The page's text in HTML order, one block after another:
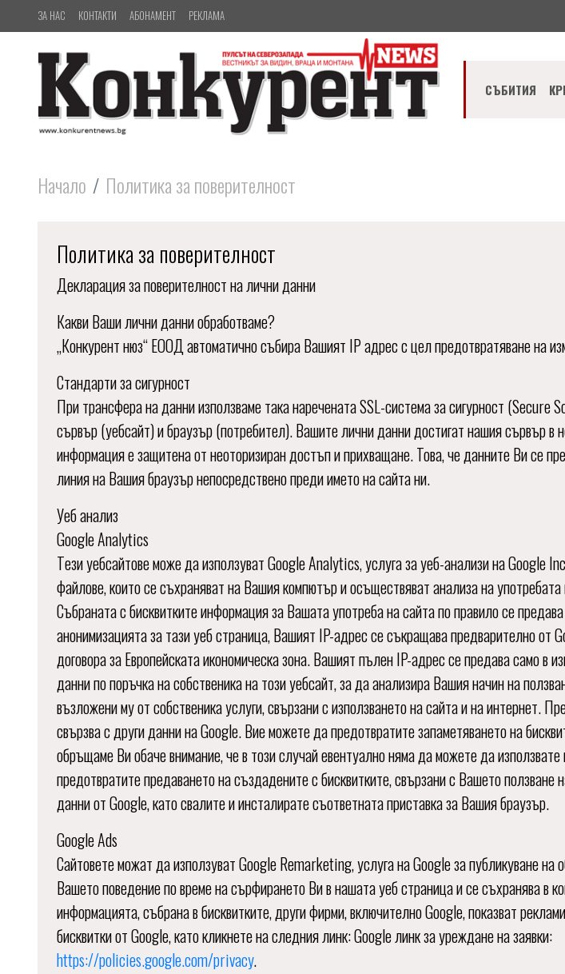
ЗА НАС КОНТАКТИ АБОНАМЕНТ РЕКЛАМА
СЪБИТИЯ
Начало Политика за поверителност
Политика за поверителност
Декларация за поверителност на лични данни
Какви Ваши лични данни обработваме?
„Конкурент нюз“ ЕООД автоматично събира Вашият IP адрес с цел предотвратяване на
Стандарти за сигурност
При трансфера на данни използваме така наречената SSL-система за сигурност
сървър (уебсайт) и браузър (потребител). Вашите лични данни достигат нашия сървър
информация е защитена от неоторизиран достъп и прихващане. Това, че данните Ви се
линия на Вашия браузър непосредствено преди името на сайта ни.
Уеб анализ
Google Analytics
Тeзи уебсайтове може да използуват Google Analytics, услуга за уеб-анализи на Google
файлове, които се съхраняват на Вашия компютър и осъществяват анализа на
Събраната с бисквитките информация за Вашата употреба на сайта по правило се
анонимизацията за тази уеб страница, Вашият IP-адрес се съкращава предварително
договора за Европейската икономическа зона. Вашият пълен IP-адрес се предава само
данни по поръчка на собственика на този уебсайт, за да анализира Вашия начин на
възложени му от собственика услуги, свързани с използването на сайта и на интернет.
свързва с други данни на Google. Вие можете да предотвратите запаметяването на
обръщаме Ви обаче внимание, че в този случай евентуално няма да можете да
предотвратите предаването на създадените с бисквитките, свързани с Вашето
данни от Google, като свалите и инсталирате съответната приставка за Вашия браузър.
Google Ads
Сайтовете можат да използуват Google Remarketing, услуга на Google за публикуване
Вашето поведение по време на сърфирането Ви в нашата уеб страница и се съхранява в
информацията, събрана в бисквитките, други фирми, включително Google, показват
бисквитки от Google, като кликнете на следния линк: Google линк за уреждане на заявки:
https://policies.google.com/privacy.